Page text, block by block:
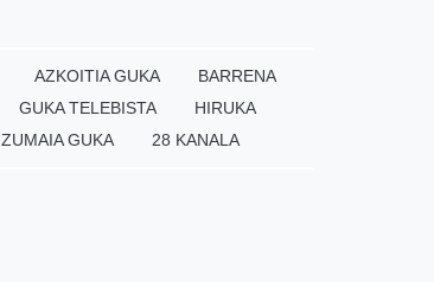
AZKOITIA GUKA
BARRENA
GUKA TELEBISTA
HIRUKA
ZUMAIA GUKA 28 KANALA